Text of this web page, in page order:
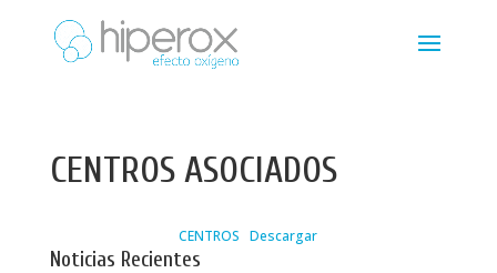
CENTROS ASOCIADOS
CENTROS Descargar
Noticias Recientes